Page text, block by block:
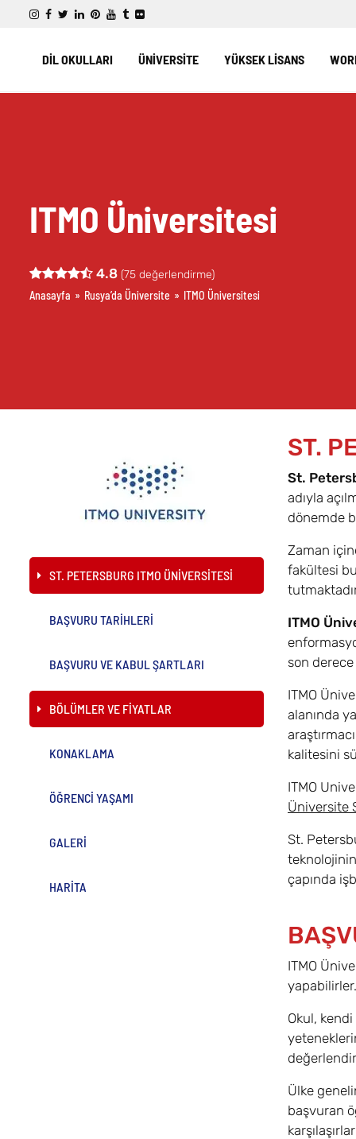
DİL OKULLARI ÜNİVERSİTE YÜKSEK LİSANS
ITMO Üniversitesi
4.8 (75 değerlendirme)
Anasayfa » Rusya’da Üniversite » ITMO Üniversitesi
ST. PETERSBURG ITMO ÜNİVERSİTESİ
BAŞVURU TARİHLERİ
BAŞVURU VE KABUL ŞARTLARI
BÖLÜMLER VE FİYATLAR
KONAKLAMA
ÖĞRENCİ YAŞAMI
GALERİ
HARİTA
ST.
St.
adıyla
dönemde
Zaman
fakültesi
ITMO
son
ITMO
alanında
kalitesini
ITMO
Üniversite
St.
çapında
ITMO
Okul,
Ülke
başvuran